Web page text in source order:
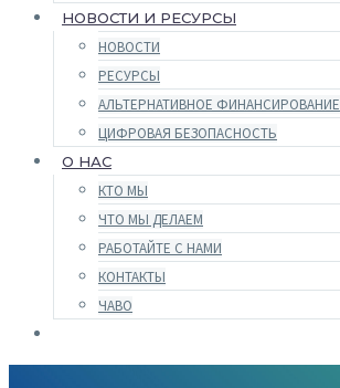
НОВОСТИ И РЕСУРСЫ
НОВОСТИ
РЕСУРСЫ
АЛЬТЕРНАТИВНОЕ ФИНАНСИРОВАНИЕ
ЦИФРОВАЯ БЕЗОПАСНОСТЬ
О НАС
КТО МЫ
ЧТО МЫ ДЕЛАЕМ
РАБОТАЙТЕ С НАМИ
КОНТАКТЫ
ЧАВО